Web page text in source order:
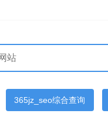
365jz_seo综合查询